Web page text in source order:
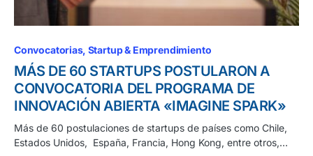
Convocatorias Startup & Emprendimiento
MÁS DE 60 STARTUPS POSTULARON A
CONVOCATORIA DEL PROGRAMA DE
INNOVACIÓN ABIERTA «IMAGINE SPARK»
Más de 60 postulaciones de startups de países como Chile,
Estados Unidos, España, Francia, Hong Kong, entre otros,…